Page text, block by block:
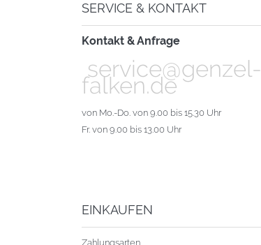
SERVICE & KONTAKT
Kontakt & Anfrage
service@genzel-
falken.de
von Mo.-Do. von 9.00 bis 15.30 Uhr
Fr. von 9.00 bis 13.00 Uhr
EINKAUFEN
Zahlungsarten